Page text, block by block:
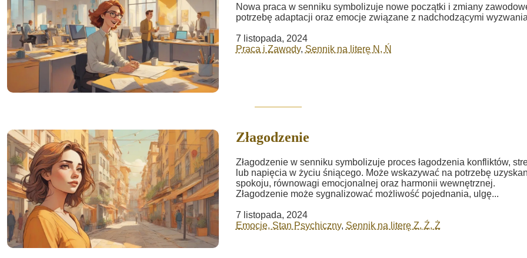
Nowa praca w senniku symbolizuje nowe początki i zmiany
potrzebę adaptacji oraz emocje związane z nadchodzącymi
7 listopada, 2024
Praca i Zawody, Sennik na literę N, Ń
Złagodzenie
Złagodzenie w senniku symbolizuje proces łagodzenia konfliktów,
lub napięcia w życiu śniącego. Może wskazywać na potrzebę
spokoju, równowagi emocjonalnej oraz harmonii wewnętrznej.
Złagodzenie może sygnalizować możliwość pojednania, ulgę...
7 listopada, 2024
Emocje, Stan Psychiczny, Sennik na literę Z, Ź, Ż